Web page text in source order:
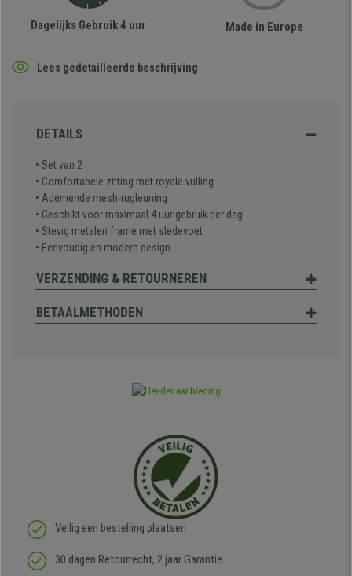
Dagelijks Gebruik 4 uur Made in Europe
Lees gedetailleerde beschrijving
DETAILS
• Set van 2
• Comfortabele zitting met royale vulling
• Ademende mesh-rugleuning
• Geschikt voor maximaal 4 uur gebruik per dag
• Stevig metalen frame met sledevoet
• Eenvoudig en modern design
VERZENDING & RETOURNEREN
BETAALMETHODEN
Veilig een bestelling plaatsen
30 dagen Retourrecht, 2 jaar Garantie